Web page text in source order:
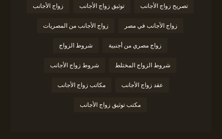
تصريح زواج الأجانب توثيق زواج الأجانب زواج الأجانب
زواج الأجانب في مصر زواج الأجانب من المصريات
زواج مصري من أجنبية شروط الزواج
شروط الزواج المختلط شروط زواج الأجانب
عقد زواج الأجانب مكاتب زواج الأجانب
مكتب توثيق زواج الأجانب